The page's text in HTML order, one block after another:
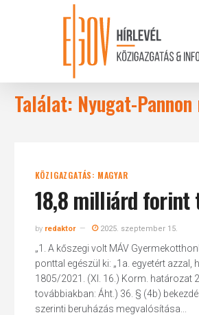
Találat: Nyugat-
KÖZIGAZGATÁS: MAGYAR
18,8 milliárd forint
by redaktor 2025. szeptember 15.
„1. A kőszegi volt MÁV
ponttal egészül ki: „1a. egyetért
1805/2021. (XI. 16.) Korm. határozat
továbbiakban: Áht.) 36. § (4b)
szerinti beruházás megvalósítása...